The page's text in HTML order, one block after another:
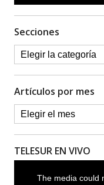
Secciones
Artículos por mes
TELESUR EN VIVO